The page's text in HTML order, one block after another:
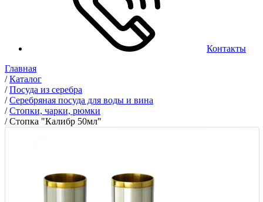
Контакты
Главная
/Каталог
/Посуда из серебра
/Серебряная посуда для воды и вина
/Стопки, чарки, рюмки
/Стопка "Калибр 50мл"